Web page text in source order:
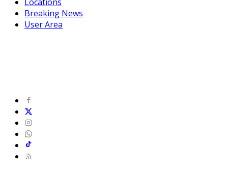
Breaking News
User Area